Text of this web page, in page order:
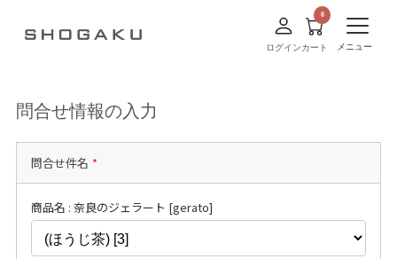
ログインカート メニュー
問合せ情報の入力
問合せ件名 *
商品名 : 奈良のジェラート [gerato]